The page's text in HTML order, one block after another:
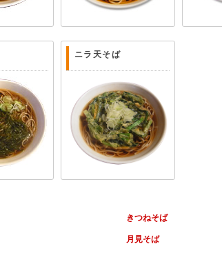
ニラ天そば
きつねそば
月見そば